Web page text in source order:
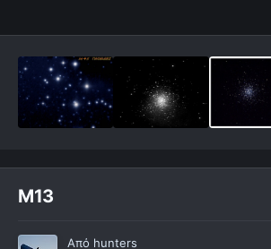
M13
Από hunters